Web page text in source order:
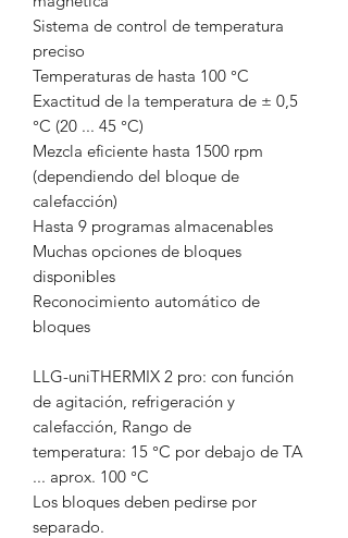
Sistema de control de temperatura
preciso
Temperaturas de hasta 100 °C
Exactitud de la temperatura de ± 0,5
°C (20 ... 45 °C)
Mezcla eficiente hasta 1500 rpm
(dependiendo del bloque de
calefacción)
Hasta 9 programas almacenables
Muchas opciones de bloques
disponibles
Reconocimiento automático de
bloques
LLG-uniTHERMIX 2 pro: con función
de agitación, refrigeración y
calefacción, Rango de
temperatura: 15 °C por debajo de TA
... aprox. 100 °C
Los bloques deben pedirse por
separado.